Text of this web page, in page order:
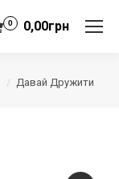
0,00грн
0
Давай Дружити